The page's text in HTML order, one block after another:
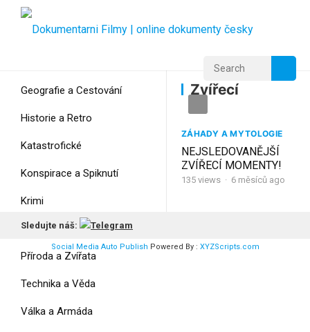
Geografie a Cestování
Historie a Retro
Katastrofické
Konspirace a Spiknutí
Krimi
Myšlení
Příroda a Zvířata
Technika a Věda
Válka a Armáda
Zvířecí
Zvířecí
ZÁHADY A MYTOLOGIE
NEJSLEDOVANĚJŠÍ
ZVÍŘECÍ MOMENTY!
135 views · 6 měsíců ago
Sledujte náš:
Social Media Auto Publish Powered By : XYZScripts.com